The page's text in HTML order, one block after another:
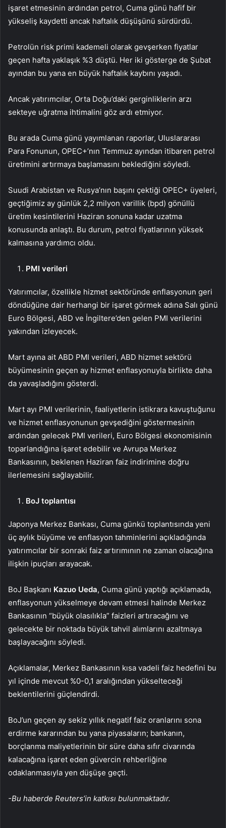
işaret etmesinin ardından petrol, Cuma günü hafif bir
yükseliş kaydetti ancak haftalık düşüşünü sürdürdü.
Petrolün risk primi kademeli olarak gevşerken fiyatlar
geçen hafta yaklaşık %3 düştü. Her iki gösterge de Şubat
ayından bu yana en büyük haftalık kaybını yaşadı.
Ancak yatırımcılar, Orta Doğu’daki gerginliklerin arzı
sekteye uğratma ihtimalini göz ardı etmiyor.
Bu arada Cuma günü yayımlanan raporlar, Uluslararası
Para Fonunun, OPEC+’nın Temmuz ayından itibaren petrol
üretimini artırmaya başlamasını beklediğini söyledi.
Suudi Arabistan ve Rusya’nın başını çektiği OPEC+ üyeleri,
geçtiğimiz ay günlük 2,2 milyon varillik (bpd) gönüllü
üretim kesintilerini Haziran sonuna kadar uzatma
konusunda anlaştı. Bu durum, petrol fiyatlarının yüksek
kalmasına yardımcı oldu.
PMI verileri
Yatırımcılar, özellikle hizmet sektöründe enflasyonun geri
döndüğüne dair herhangi bir işaret görmek adına Salı günü
Euro Bölgesi, ABD ve İngiltere’den gelen PMI verilerini
yakından izleyecek.
Mart ayına ait ABD PMI verileri, ABD hizmet sektörü
büyümesinin geçen ay hizmet enflasyonuyla birlikte daha
da yavaşladığını gösterdi.
Mart ayı PMI verilerinin, faaliyetlerin istikrara kavuştuğunu
ve hizmet enflasyonunun gevşediğini göstermesinin
ardından gelecek PMI verileri, Euro Bölgesi ekonomisinin
toparlandığına işaret edebilir ve Avrupa Merkez
Bankasının, beklenen Haziran faiz indirimine doğru
ilerlemesini sağlayabilir.
BoJ toplantısı
Japonya Merkez Bankası, Cuma günkü toplantısında yeni
üç aylık büyüme ve enflasyon tahminlerini açıkladığında
yatırımcılar bir sonraki faiz artırımının ne zaman olacağına
ilişkin ipuçları arayacak.
BoJ Başkanı Kazuo Ueda, Cuma günü yaptığı açıklamada,
enflasyonun yükselmeye devam etmesi halinde Merkez
Bankasının “büyük olasılıkla” faizleri artıracağını ve
gelecekte bir noktada büyük tahvil alımlarını azaltmaya
başlayacağını söyledi.
Açıklamalar, Merkez Bankasının kısa vadeli faiz hedefini bu
yıl içinde mevcut %0-0,1 aralığından yükselteceği
beklentilerini güçlendirdi.
BoJ’un geçen ay sekiz yıllık negatif faiz oranlarını sona
erdirme kararından bu yana piyasaların; bankanın,
borçlanma maliyetlerinin bir süre daha sıfır civarında
kalacağına işaret eden güvercin rehberliğine
odaklanmasıyla yen düşüşe geçti.
-Bu haberde Reuters’in katkısı bulunmaktadır.